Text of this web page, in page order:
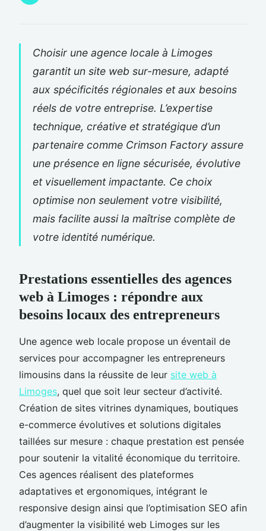
Choisir une agence locale à Limoges
garantit un site web sur-mesure, adapté
aux spécificités régionales et aux besoins
réels de votre entreprise. L’expertise
technique, créative et stratégique d’un
partenaire comme Crimson Factory assure
une présence en ligne sécurisée, évolutive
et visuellement impactante. Ce choix
optimise non seulement votre visibilité,
mais facilite aussi la maîtrise complète de
votre identité numérique.
Prestations essentielles des agences
web à Limoges : répondre aux
besoins locaux des entrepreneurs
Une agence web locale propose un éventail de
services pour accompagner les entrepreneurs
limousins dans la réussite de leur site web à
Limoges, quel que soit leur secteur d’activité.
Création de sites vitrines dynamiques, boutiques
e-commerce évolutives et solutions digitales
taillées sur mesure : chaque prestation est pensée
pour soutenir la vitalité économique du territoire.
Ces agences réalisent des plateformes
adaptatives et ergonomiques, intégrant le
responsive design ainsi que l’optimisation SEO afin
d’augmenter la visibilité web Limoges sur les